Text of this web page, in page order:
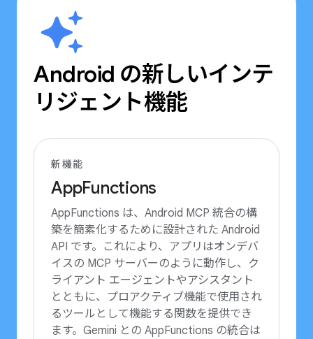
Android の新しいインテ
リジェント機能
新機能
AppFunctions
AppFunctions は、Android MCP 統合の構
築を簡素化するために設計された Android
API です。これにより、アプリはオンデバ
イスの MCP サーバーのように動作し、ク
ライアント エージェントやアシスタント
とともに、プロアクティブ機能で使用され
るツールとして機能する関数を提供でき
ます。Gemini との AppFunctions の統合は